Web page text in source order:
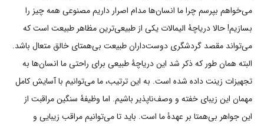
می‌خواهم بپرسم چرا ما انسان‌ها مدام اصرار داریم مصنوعی همه چیز را
بسازیم! حالا دریاچۀ الیمالات یکی از طبیعی‌ترین مظاهر طبیعت است که
می‌تواند مقصد گردشگری دوست‌داران طبیعت بی‌همتای خالق متعال باشد.
البته همان طور که ذکر شد این دریاچۀ طبیعی برای راحتی ما انسان‌ها به
تجهیزات زینت داده شده است. به این ترتیب، ما می‌توانیم با آسایش کامل
مهمان این زیبای خفته و وصف‌ناپذیر باشیم. اما وظیفۀ سنگین مراقبت از
این جواهر بی‌همتا بر عهدۀ ما است. باید تا می‌توانیم مراقب زیبایی و